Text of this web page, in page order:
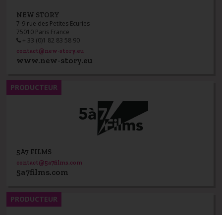
NEW STORY
7-9 rue des Petites Ecuries
75010 Paris France
+ 33 (0)1 82 83 58 90
contact@new-story.eu
www.new-story.eu
5A7 FILMS
contact@5a7films.com
5a7films.com
PRODUCTEUR
PRODUCTEUR